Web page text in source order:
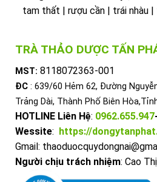
tam thất | rượu cần | trái nhàu
TRÀ THẢO DƯỢC TẤN
MST: 8118072363-001
ĐC : 639/60 Hẻm 62, Đường
Trảng Dài, Thành Phố Biên
HOTLINE Liên Hệ: 0962.655.947-
Wessite: https://
Gmail:
Người chịu trách nhiệm: Cao